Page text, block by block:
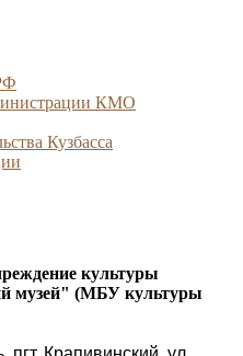
КМО
Кузбасса
культуры
музей" (МБУ культуры